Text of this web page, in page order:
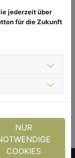
bei großen
eine hohe
das Verkippen
jederzeit über
für die Zukunft
NUR
COOKIES